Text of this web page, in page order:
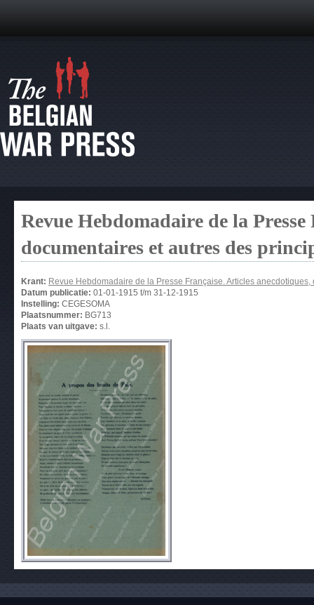
Revue Hebdomadaire de la
documentaires et autres des
Krant: Revue Hebdomadaire de la Presse Française. Articles
Datum publicatie: 01-01-1915 t/m 31-12-1915
Instelling: CEGESOMA
Plaatsnummer: BG713
Plaats van uitgave: s.l.